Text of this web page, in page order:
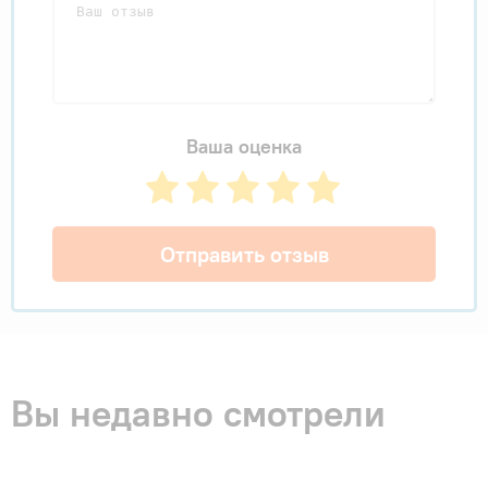
Ваша оценка
Отправить отзыв
Вы недавно смотрели